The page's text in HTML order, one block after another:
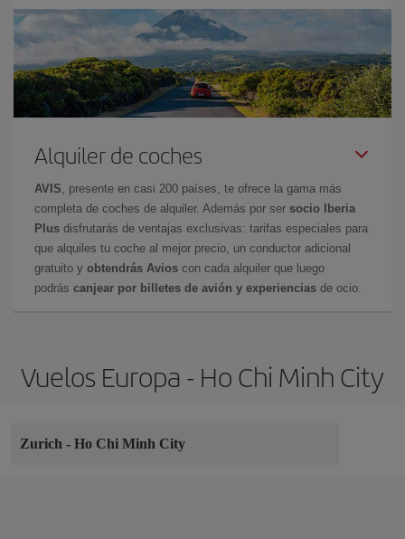
Alquiler de coches
AVIS , presente en casi 200 países, te ofrece la gama más
completa de coches de alquiler. Además por ser socio Iberia
Plus disfrutarás de ventajas exclusivas: tarifas especiales para
que alquiles tu coche al mejor precio, un conductor adicional
gratuito y obtendrás Avios con cada alquiler que luego
podrás canjear por billetes de avión y experiencias de ocio.
Vuelos Europa - Ho Chi Minh City
Zurich - Ho Chi Minh City